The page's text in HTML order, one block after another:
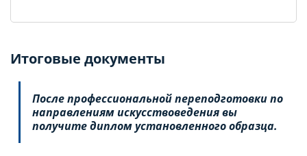
Итоговые документы
После профессиональной переподготовки по
направлениям искусствоведения вы
получите диплом установленного образца.